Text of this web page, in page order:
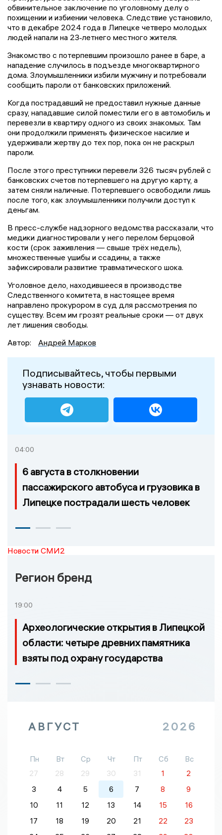
обвинительное заключение по уголовному делу о
похищении и избиении человека. Следствие установило,
что в декабре 2024 года в Липецке четверо молодых
людей напали на 23‑летнего местного жителя.
Знакомство с потерпевшим произошло ранее в баре, а
нападение случилось в подъезде многоквартирного
дома. Злоумышленники избили мужчину и потребовали
сообщить пароли от банковских приложений.
Когда пострадавший не предоставил нужные данные
сразу, нападавшие силой поместили его в автомобиль и
перевезли в квартиру одного из своих знакомых. Там
они продолжили применять физическое насилие и
удерживали жертву до тех пор, пока он не раскрыл
пароли.
После этого преступники перевели 326 тысяч рублей с
банковских счетов потерпевшего на другую карту, а
затем сняли наличные. Потерпевшего освободили лишь
после того, как злоумышленники получили доступ к
деньгам.
В пресс-службе надзорного ведомства рассказали, что
медики диагностировали у него перелом берцовой
кости (срок заживления — свыше трёх недель),
множественные ушибы и ссадины, а также
зафиксировали развитие травматического шока.
Уголовное дело, находившееся в производстве
Следственного комитета, в настоящее время
направлено прокурором в суд для рассмотрения по
существу. Всем им грозят реальные сроки — от двух
лет лишения свободы.
Автор:
Андрей Марков
Подписывайтесь, чтобы первыми
узнавать новости:
04:00
6 августа в столкновении
пассажирского автобуса и грузовика в
Липецке пострадали шесть человек
Новости СМИ2
Регион бренд
19:00
Археологические открытия в Липецкой
области: четыре древних памятника
взяты под охрану государства
АВГУСТ 2026
Пн Вт Ср Чт Пт Сб
Вс
27
28 29 30 31 1
2
3
4 5 6 7 8
9
10
11 12 13 14 15
16
17
18 19 20 21 22
23